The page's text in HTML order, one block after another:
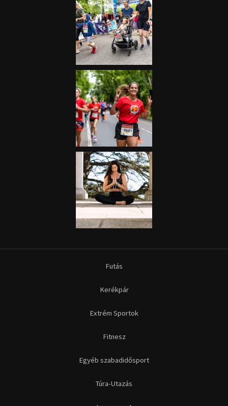
Futás
Kerékpár
Extrém Sportok
Fitnesz
Egyéb szabadidősport
Túra-Utazás